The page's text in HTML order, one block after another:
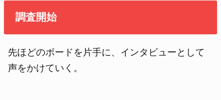
調査開始
先ほどのボードを片手に、インタビューとして
声をかけていく。